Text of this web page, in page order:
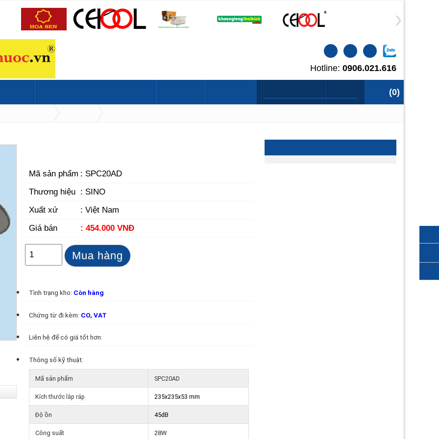
Hotline: 0906.021.616
(0)
Gắn kính
Mã sản phẩm : SPC20AD
Thương hiệu
: SINO
Xuất xứ
: Việt Nam
Giá bán
: 454.000 VNĐ
Mua hàng
Tình trạng kho: Còn hàng
Chứng từ đi kèm: CO, VAT
Liên hệ để có giá tốt hơn:
Thông số kỹ thuật:
Mã sản phẩm SPC20AD
Kích thước lắp ráp 235x235x53 mm
Độ ồn 45dB
Công suất 28W